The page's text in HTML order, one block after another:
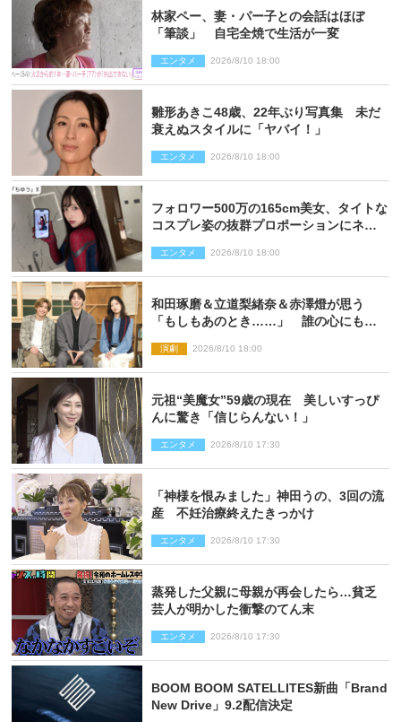
林家ペー、妻・パー子との会話はほぼ
「筆談」 自宅全焼で生活が一変
エンタメ 2026/8/10 18:00
雛形あきこ48歳、22年ぶり写真集 未だ
衰えぬスタイルに「ヤバイ！」
エンタメ 2026/8/10 18:00
フォロワー500万の165cm美女、タイトな
コスプレ姿の抜群プロポーションにネッ
エンタメ 2026/8/10 18:00
和田琢磨＆立道梨緒奈＆赤澤燈が思う
「もしもあのとき……」 誰の心にもあ
思い
演劇 2026/8/10 18:00
元祖“美魔女”59歳の現在 美しいすっぴ
んに驚き「信じらんない！」
エンタメ 2026/8/10 17:30
「神様を恨みました」神田うの、3回の流
産 不妊治療終えたきっかけ
エンタメ 2026/8/10 17:30
蒸発した父親に母親が再会したら…貧乏
芸人が明かした衝撃のてん末
エンタメ 2026/8/10 17:30
BOOM BOOM SATELLITES新曲「Brand
New Drive」9.2配信決定